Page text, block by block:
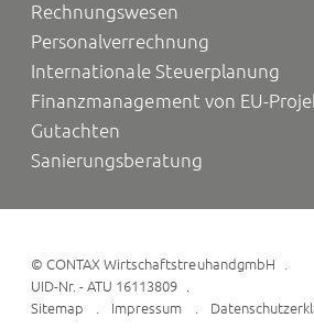
Rechnungswesen
Personalverrechnung
Internationale Steuerplanung
Finanzmanagement von EU-
Gutachten
Sanierungsberatung
©CONTAX WirtschaftstreuhandgmbH
UID-Nr. - ATU 16113809
Sitemap
Impressum